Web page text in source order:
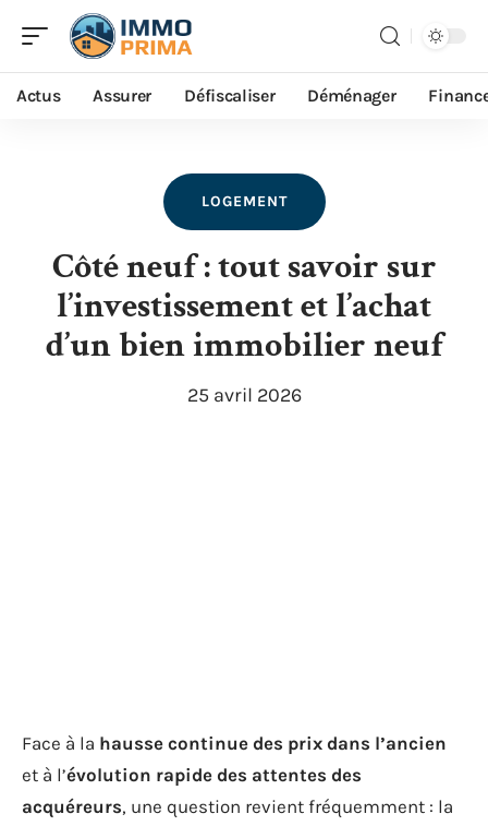
Actus Assurer Défiscaliser Déménager
LOGEMENT
Côté neuf : tout savoir sur
l’investissement et l’achat
d’un bien immobilier neuf
25 avril 2026
Face à la hausse continue des prix dans l’ancien
et à l’évolution rapide des attentes des
acquéreurs, une question revient fréquemment : la